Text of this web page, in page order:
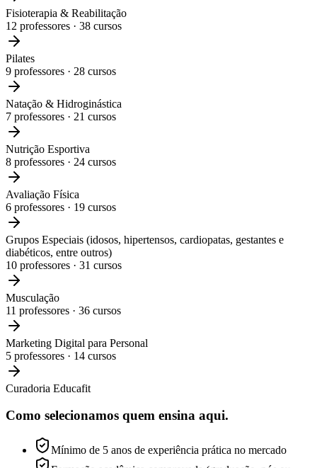
Fisioterapia & Reabilitação
12 professores · 38 cursos
Pilates
9 professores · 28 cursos
Natação & Hidroginástica
7 professores · 21 cursos
Nutrição Esportiva
8 professores · 24 cursos
Avaliação Física
6 professores · 19 cursos
Grupos Especiais (idosos, hipertensos, cardiopatas, gestantes e
diabéticos, entre outros)
10 professores · 31 cursos
Musculação
11 professores · 36 cursos
Marketing Digital para Personal
5 professores · 14 cursos
Curadoria Educafit
Como selecionamos quem ensina aqui.
Mínimo de 5 anos de experiência prática no mercado